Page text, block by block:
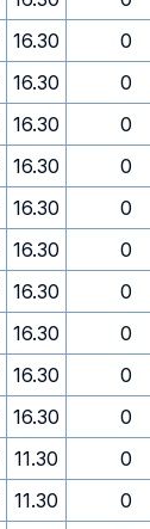
16.30 0
16.30 0
16.30 0
16.30 0
16.30 0
16.30 0
16.30 0
16.30 0
16.30 0
16.30 0
11.30 0
11.30 0